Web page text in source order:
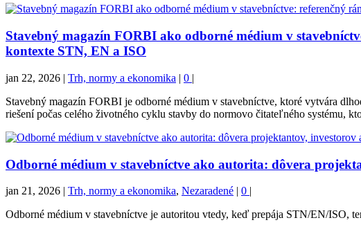
Stavebný magazín FORBI ako odborné médium v
kontexte STN, EN a ISO
jan 22, 2026 | Trh, normy a ekonomika | 0 |
Stavebný magazín FORBI je odborné médium v stavebníctve, ktoré vytvára
riešení počas celého životného cyklu stavby do normovo čitateľného systému,
Odborné médium v stavebníctve ako autorita: dôvera
jan 21, 2026 | Trh, normy a ekonomika, Nezaradené | 0 |
Odborné médium v stavebníctve je autoritou vtedy, keď prepája STN/EN/ISO,